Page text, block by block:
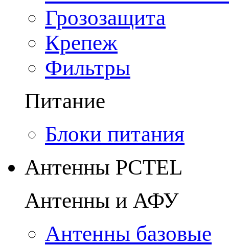
Грозозащита
Крепеж
Фильтры
Питание
Блоки питания
Антенны PCTEL
Антенны и АФУ
Антенны базовые